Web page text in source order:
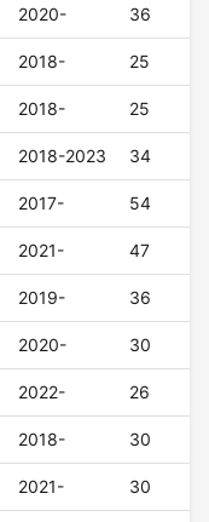
2020- 36
2018- 25
2018- 25
2018-2023 34
2017- 54
2021- 47
2019- 36
2020- 30
2022- 26
2018- 30
2021- 30